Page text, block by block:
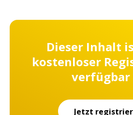
Dieser Inhalt
kostenloser
verfügbar
Jetzt